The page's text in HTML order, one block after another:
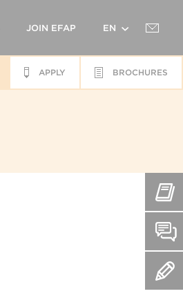
JOIN EFAP EN
BROCHURES
APPLY